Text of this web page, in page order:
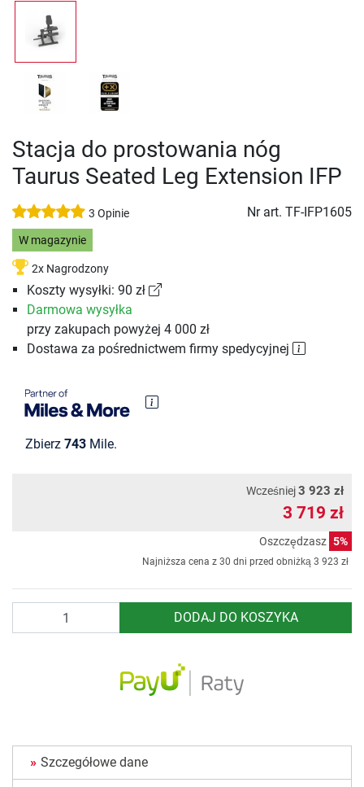
Stacja do prostowania nóg
Taurus Seated Leg Extension IFP
3 Opinie Nr art. TF-IFP1605
W magazynie
2x Nagrodzony
Koszty wysyłki: 90 zł
Darmowa wysyłka
przy zakupach powyżej 4 000 zł
Dostawa za pośrednictwem firmy spedycyjnej
Zbierz 743 Mile.
Wcześniej3 923 zł
3 719 zł
Oszczędzasz 5%
Najniższa cena z 30 dni przed obniżką 3 923 zł
DODAJ DO KOSZYKA
Szczegółowe dane